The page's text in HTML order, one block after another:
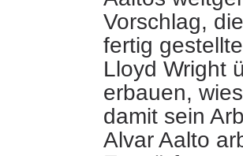
Vorschlag,
fertig
Lloyd Wright
erbauen,
damit sein
Alvar Aalto